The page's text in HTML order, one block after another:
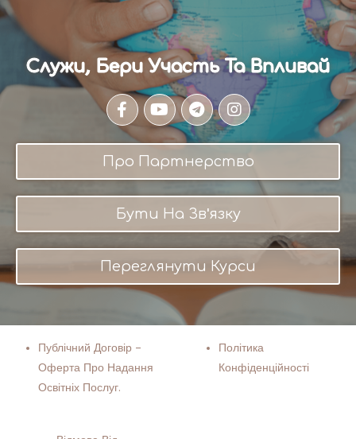
Служи, Бери Участь Та Впливай
Про Партнерство
Бути На Зв'язку
Переглянути Курси
Публічний Договір –
Оферта Про Надання
Освітніх Послуг.
Політика
Конфіденційності